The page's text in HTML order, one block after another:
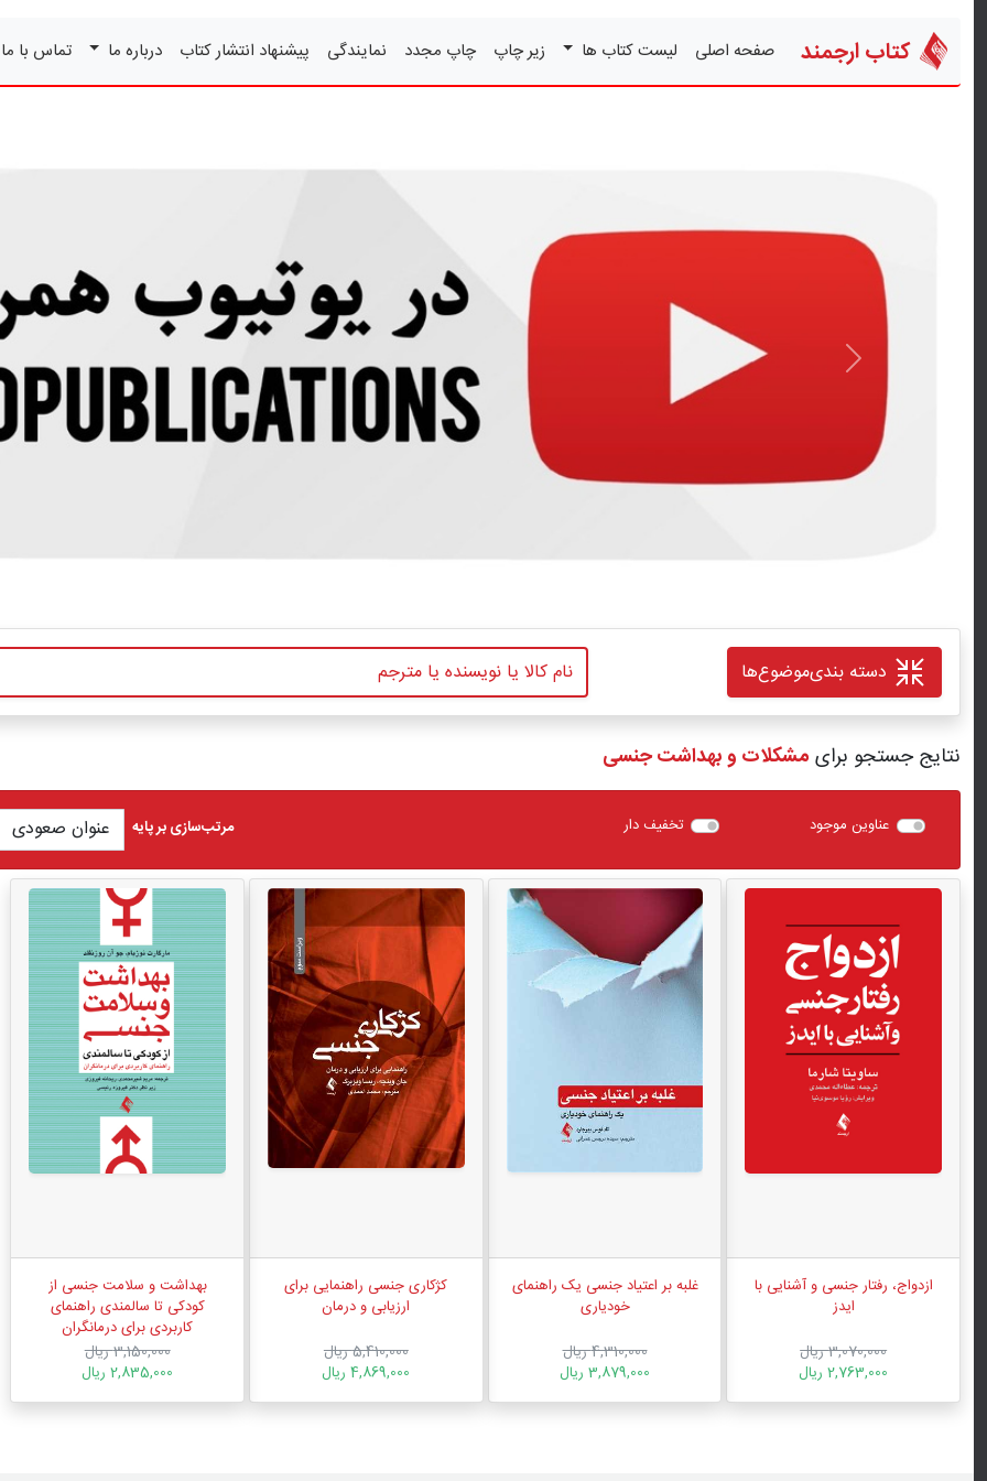
کتاب ارجمند صفحه اصلی لیست کتاب ها زیر چاپ چاپ مجدد نمایندگی پیشنهاد انتشار کتاب درباره ما تماس با
قبلی
دسته بندیموضوع‌ها
نتایج جستجو برای مشکلات و بهداشت جنسی
عناوین موجود تخفیف دار مرتب‌سازی بر پایه
ازدواج، رفتار جنسی و آشنایی با
ایدز
3,070,000 ریال
2,763,000 ریال
غلبه بر اعتیاد جنسی یک راهنمای
خودیاری
4,310,000 ریال
3,879,000 ریال
کژکاری جنسی راهنمایی برای
ارزیابی و درمان
5,410,000 ریال
4,869,000 ریال
بهداشت و سلامت جنسی از
کودکی تا سالمندی راهنمای
کاربردی برای درمانگران
3,150,000 ریال
2,835,000 ریال